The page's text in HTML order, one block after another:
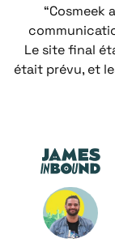
“Cosmeek
Le site final
était prévu, et